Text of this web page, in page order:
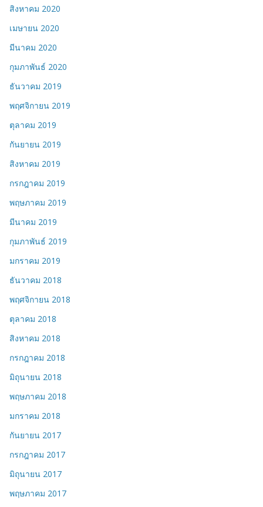
สิงหาคม 2020
เมษายน 2020
มีนาคม 2020
กุมภาพันธ์ 2020
ธันวาคม 2019
พฤศจิกายน 2019
ตุลาคม 2019
กันยายน 2019
สิงหาคม 2019
กรกฎาคม 2019
พฤษภาคม 2019
มีนาคม 2019
กุมภาพันธ์ 2019
มกราคม 2019
ธันวาคม 2018
พฤศจิกายน 2018
ตุลาคม 2018
สิงหาคม 2018
กรกฎาคม 2018
มิถุนายน 2018
พฤษภาคม 2018
มกราคม 2018
กันยายน 2017
กรกฎาคม 2017
มิถุนายน 2017
พฤษภาคม 2017